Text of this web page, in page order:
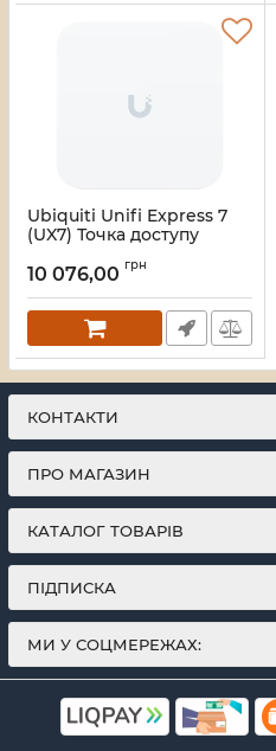
Ubiquiti Unifi Express 7
(UX7) Точка доступу
10 076,00 грн
КОНТАКТИ
ПРО МАГАЗИН
КАТАЛОГ ТОВАРІВ
ПІДПИСКА
МИ У СОЦМЕРЕЖАХ: